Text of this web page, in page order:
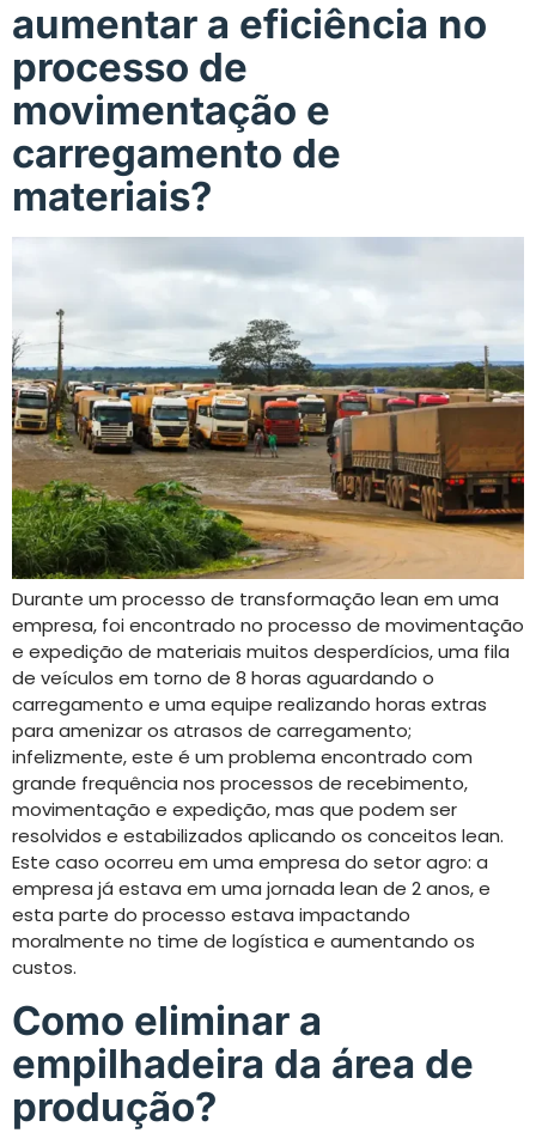
aumentar a eficiência no
processo de
movimentação e
carregamento de
materiais?
Durante um processo de transformação lean em uma
empresa, foi encontrado no processo de movimentação
e expedição de materiais muitos desperdícios, uma fila
de veículos em torno de 8 horas aguardando o
carregamento e uma equipe realizando horas extras
para amenizar os atrasos de carregamento;
infelizmente, este é um problema encontrado com
grande frequência nos processos de recebimento,
movimentação e expedição, mas que podem ser
resolvidos e estabilizados aplicando os conceitos lean.
Este caso ocorreu em uma empresa do setor agro: a
empresa já estava em uma jornada lean de 2 anos, e
esta parte do processo estava impactando
moralmente no time de logística e aumentando os
custos.
Como eliminar a
empilhadeira da área de
produção?